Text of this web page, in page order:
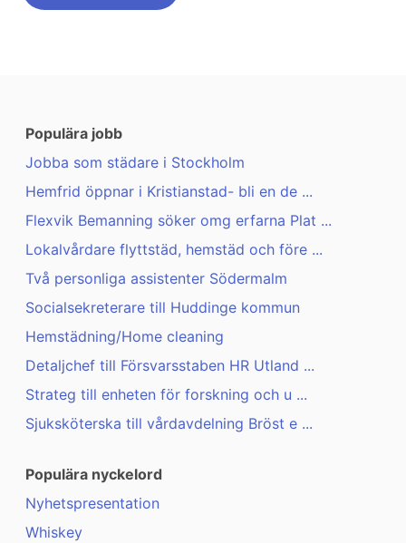
Populära jobb
Jobba som städare i Stockholm
Hemfrid öppnar i Kristianstad- bli en de ...
Flexvik Bemanning söker omg erfarna Plat ...
Lokalvårdare flyttstäd, hemstäd och före ...
Två personliga assistenter Södermalm
Socialsekreterare till Huddinge kommun
Hemstädning/Home cleaning
Detaljchef till Försvarsstaben HR Utland ...
Strateg till enheten för forskning och u ...
Sjuksköterska till vårdavdelning Bröst e ...
Populära nyckelord
Nyhetspresentation
Whiskey